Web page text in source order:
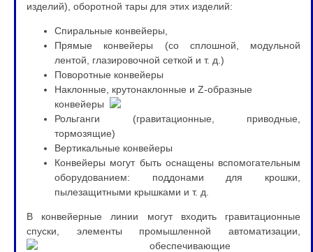
изделий), оборотной тары для этих изделий:
Спиральные конвейеры,
Прямые конвейеры (со сплошной, модульной
лентой, глазировочной сеткой и т. д.)
Поворотные конвейеры
Наклонные, крутонаклонные и Z-образные
конвейеры
Рольганги (гравитационные, приводные,
тормозящие)
Вертикальные конвейеры
Конвейеры могут быть оснащены вспомогательным
оборудованием: поддонами для крошки,
пылезащитными крышками и т. д.
В конвейерные линии могут входить гравитационные
спуски, элементы промышленной автоматизации,
обеспечивающие